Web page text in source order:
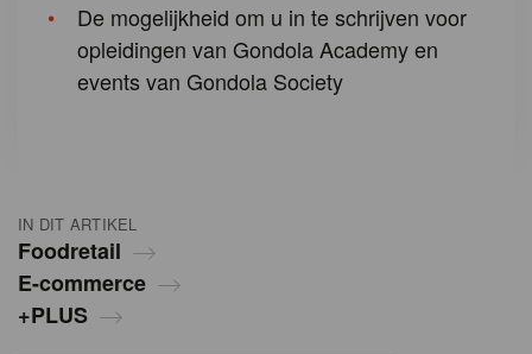
IN DIT ARTIKEL
Foodretail
E-commerce
+PLUS
De mogelijkheid om u in te schrijven voor
opleidingen van Gondola Academy en
events van Gondola Society